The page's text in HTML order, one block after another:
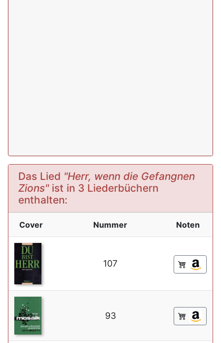
Das Lied "Herr, wenn die Gefangnen
Zions"ist in 3 Liederbüchern
enthalten:
Cover Nummer Noten
107
93